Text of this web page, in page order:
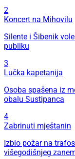
2
Koncert na Mihovilu
Silente i Šibenik
publiku
3
Lučka kapetanija
Osoba spašena iz
obalu Sustipanca
4
Zabrinuti mještanin
Izbio požar na
višegodišnjeg